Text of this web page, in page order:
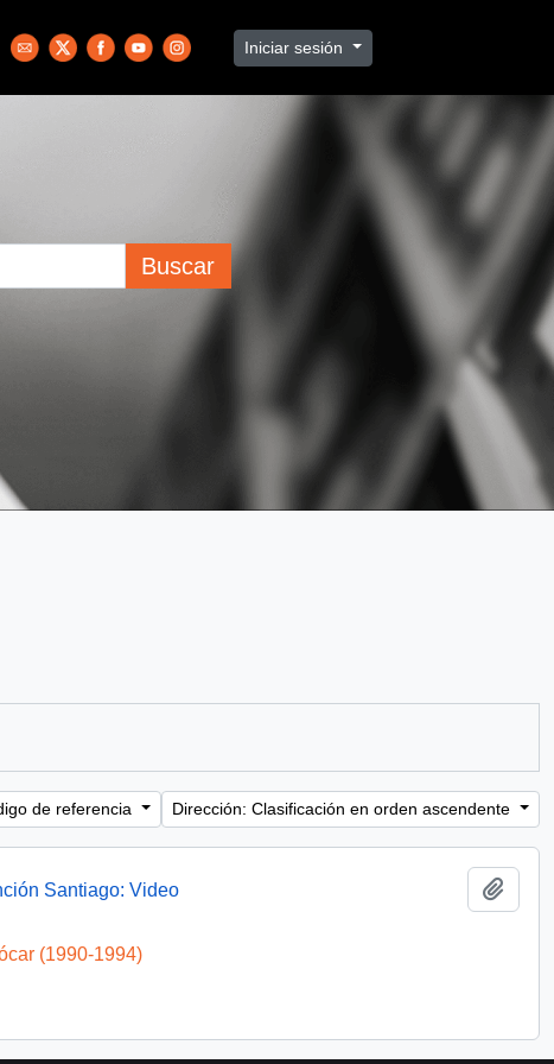
Iniciar sesión
Buscar
de referencia Dirección: Clasificación en orden ascendente
Santiago: Video
(1990-1994)